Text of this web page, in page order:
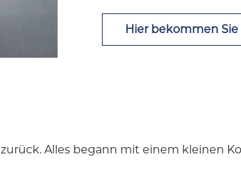
Hier bekommen
zurück. Alles begann mit einem kleinen